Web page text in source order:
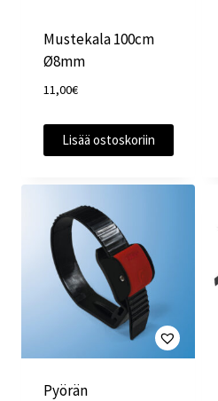
Mustekala 100cm
Ø8mm
11,00€
Lisää ostoskoriin
Pyörän